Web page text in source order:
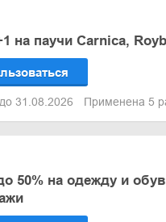
на паучи Carnica,
31.08.2026 Применена 5
50% на одежду и